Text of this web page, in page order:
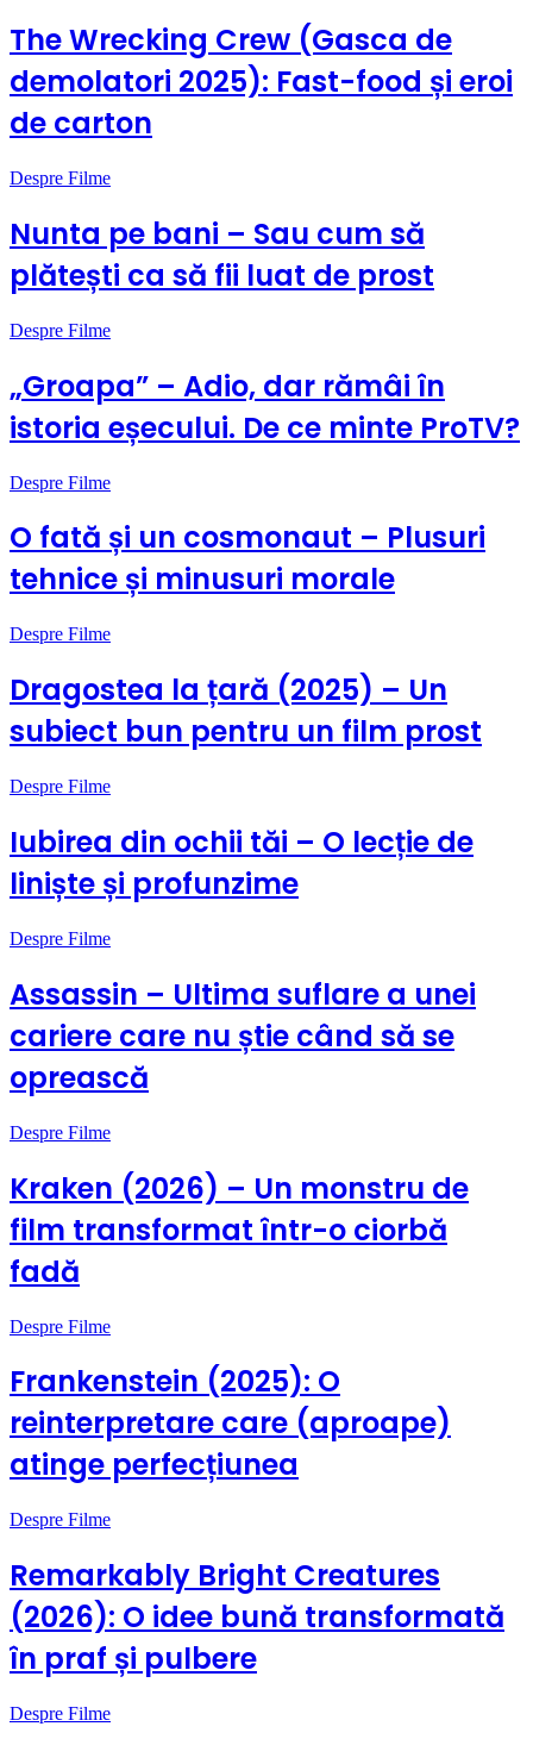
The Wrecking Crew (Gasca de
demolatori 2025): Fast-food și eroi
de carton
Despre Filme
Nunta pe bani – Sau cum să
plătești ca să fii luat de prost
Despre Filme
„Groapa” – Adio, dar rămâi în
istoria eșecului. De ce minte ProTV?
Despre Filme
O fată și un cosmonaut – Plusuri
tehnice și minusuri morale
Despre Filme
Dragostea la țară (2025) – Un
subiect bun pentru un film prost
Despre Filme
Iubirea din ochii tăi – O lecție de
liniște și profunzime
Despre Filme
Assassin – Ultima suflare a unei
cariere care nu știe când să se
oprească
Despre Filme
Kraken (2026) – Un monstru de
film transformat într-o ciorbă
fadă
Despre Filme
Frankenstein (2025): O
reinterpretare care (aproape)
atinge perfecțiunea
Despre Filme
Remarkably Bright Creatures
(2026): O idee bună transformată
în praf și pulbere
Despre Filme